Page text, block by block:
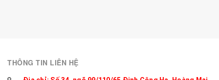
THÔNG TIN LIÊN HỆ